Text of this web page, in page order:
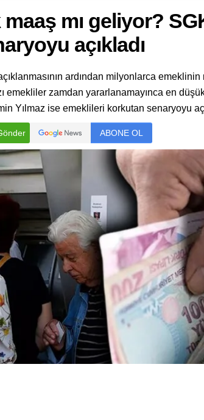
mı geliyor?
açıkladı
ardından milyonlarca
emekliler zamdan yararlanamayınca en
Yılmaz ise emeklileri korkutan senaryoyu
ABONE OL